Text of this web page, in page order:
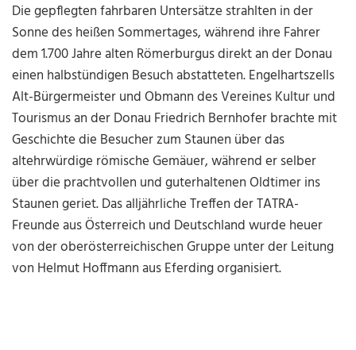
Die gepflegten fahrbaren Untersätze strahlten in der
Sonne des heißen Sommertages, während ihre Fahrer
dem 1.700 Jahre alten Römerburgus direkt an der Donau
einen halbstündigen Besuch abstatteten. Engelhartszells
Alt-Bürgermeister und Obmann des Vereines Kultur und
Tourismus an der Donau Friedrich Bernhofer brachte mit
Geschichte die Besucher zum Staunen über das
altehrwürdige römische Gemäuer, während er selber
über die prachtvollen und guterhaltenen Oldtimer ins
Staunen geriet. Das alljährliche Treffen der TATRA-
Freunde aus Österreich und Deutschland wurde heuer
von der oberösterreichischen Gruppe unter der Leitung
von Helmut Hoffmann aus Eferding organisiert.